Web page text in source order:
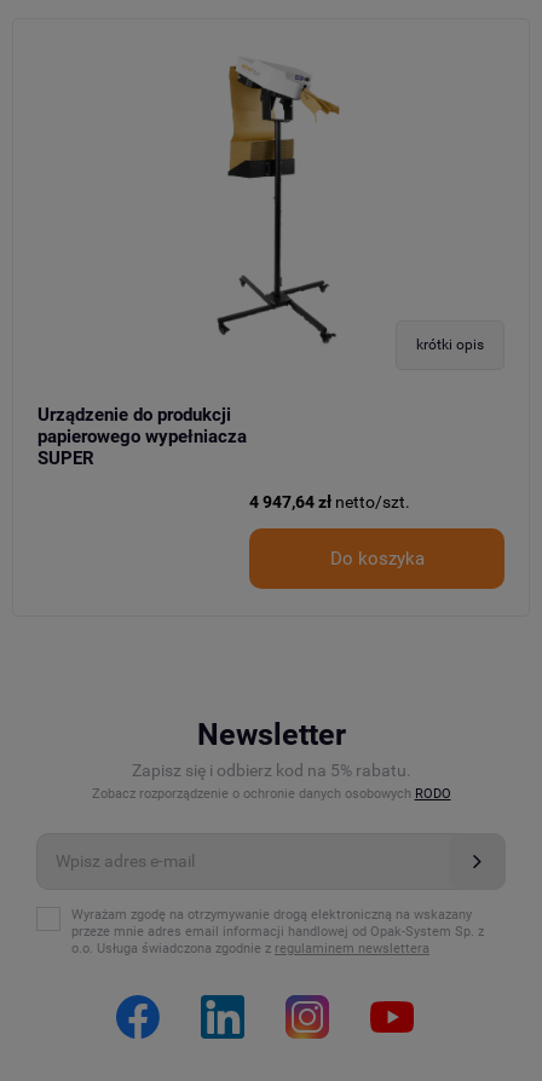
krótki opis
Urządzenie do produkcji
papierowego wypełniacza
SUPER
4 947,64 zł netto/szt.
Do koszyka
Newsletter
Zapisz się i odbierz kod na 5% rabatu.
Zobacz rozporządzenie o ochronie danych osobowych RODO
Wyrażam zgodę na otrzymywanie drogą elektroniczną na wskazany
przeze mnie adres email informacji handlowej od Opak-System Sp. z
o.o. Usługa świadczona zgodnie z regulaminem newslettera